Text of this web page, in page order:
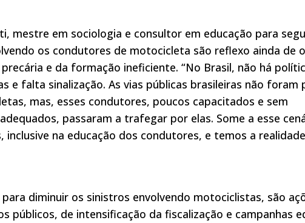
mestre em sociologia e consultor em educação para
os condutores de motocicleta são reflexo ainda de
e da formação ineficiente. “No Brasil, não há
e falta sinalização. As vias públicas brasileiras não foram
mas, esses condutores, poucos capacitados e sem
passaram a trafegar por elas. Some a esse
na educação dos condutores, e temos a
diminuir os sinistros envolvendo motociclistas, são
públicos, de intensificação da fiscalização e campanhas